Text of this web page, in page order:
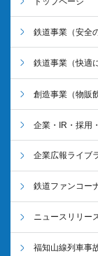
鉄道事業 （安全
鉄道事業 （快適
創造事業 （物販
企業・IR・採用
企業広報ライブ
鉄道ファンコー
ニュースリリー
福知山線列車事